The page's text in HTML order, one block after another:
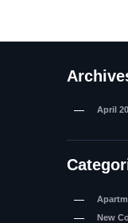
April
New